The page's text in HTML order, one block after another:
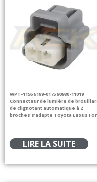
WPT-1156 6189-0175 90980-11019
Connecteur de lumière de
de clignotant automatique à 2
broches s’adapte Toyota Lexus
LIRE LA SUITE